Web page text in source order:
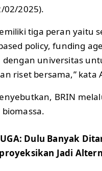
02/2025).
tiga peran yaitu
policy, funding
universitas
riset bersama,”
BRIN
Dulu Banyak
Jadi